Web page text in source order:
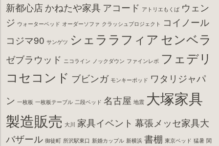
新都心店かねたや家具 アコード アトリエもくば ウェン
ジ ウォーターベッド オーダーソファ クラッシュプロジェクト
コイノール
コジマ90 サンゲツ シェララフィア センベラ
ゼブラウッド ニコライン ノックダウン ファインレボ フェデリ
コセコンド ブビンガ モンキーポッド ワタリジャパ
ン 一枚板 一枚板テーブル 二段ベッド 名古屋 地震 大塚家具
製造販売 大川 家具イベント 幕張メッセ家具大
バザール 御徒町 所沢駅東口 新婚カップル 新横浜 書棚 東京ベッド 猛暑 関